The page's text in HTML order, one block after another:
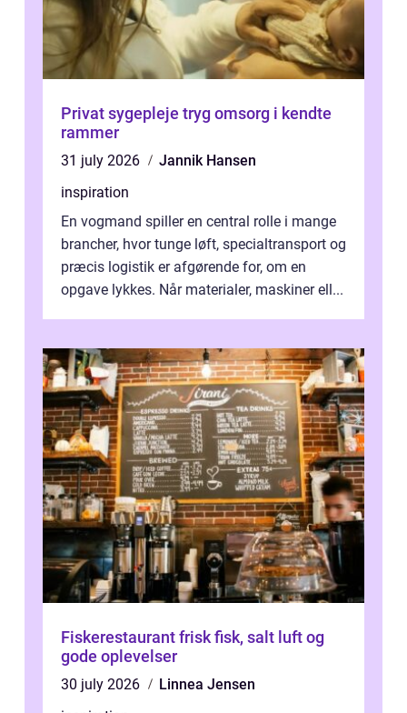
Privat sygepleje tryg omsorg i kendte
rammer
31 july 2026
Jannik Hansen
inspiration
En vogmand spiller en central rolle i mange
brancher, hvor tunge løft, specialtransport og
præcis logistik er afgørende for, om en
opgave lykkes. Når materialer, maskiner ell...
Fiskerestaurant frisk fisk, salt luft og
gode oplevelser
30 july 2026
Linnea Jensen